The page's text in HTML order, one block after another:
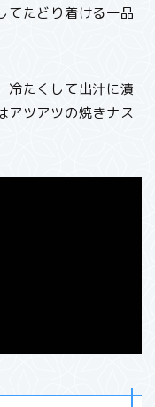
てたどり着ける一品
冷たくして出汁に漬
アツアツの焼きナス